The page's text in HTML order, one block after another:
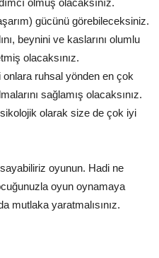
olmuş olacaksınız.
gücünü görebileceksiniz.
beynini ve kaslarını olumlu
olacaksınız.
ruhsal yönden en çok
sağlamış olacaksınız.
olarak size de çok iyi
oyunun. Hadi ne
oyun oynamaya
mutlaka yaratmalısınız.